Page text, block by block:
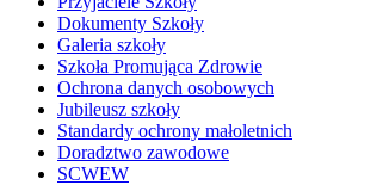
Dokumenty Szkoły
Galeria szkoły
Szkoła Promująca Zdrowie
Ochrona danych osobowych
Jubileusz szkoły
Standardy ochrony małoletnich
Doradztwo zawodowe
SCWEW